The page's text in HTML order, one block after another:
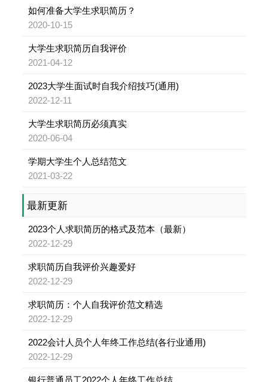
如何准备大学生求职简历？
2020-10-15
大学生求职简历自我评价
2021-04-12
2023大学生面试时自我介绍技巧(通用)
2022-12-11
大学生求职简历必须真实
2020-06-04
学期大学生个人总结范文
2021-03-22
最新更新
2023个人求职简历的格式及范本（最新）
2022-12-29
求职简历自我评价兴趣爱好
2022-12-29
求职简历：个人自我评价范文精选
2022-12-29
2022会计人员个人年终工作总结(各行业通用)
2022-12-29
银行普通员工2022个人年终工作总结